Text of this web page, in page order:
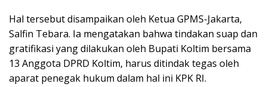
Hal tersebut disampaikan oleh Ketua GPMS-Jakarta,
Salfin Tebara. Ia mengatakan bahwa tindakan suap dan
gratifikasi yang dilakukan oleh Bupati Koltim bersama
13 Anggota DPRD Koltim, harus ditindak tegas oleh
aparat penegak hukum dalam hal ini KPK RI.